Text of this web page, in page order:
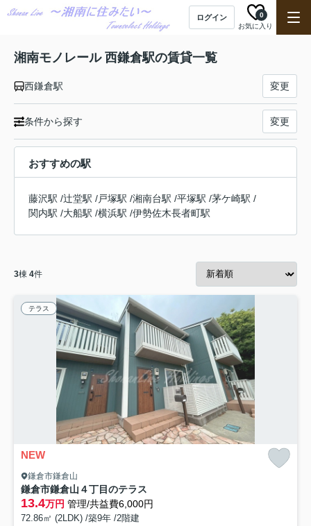
ログイン
お気に入り
0
湘南モノレール 西鎌倉駅の賃貸一覧
西鎌倉駅 変更
条件から探す 変更
おすすめの駅
藤沢駅 /辻堂駅 /戸塚駅 /湘南台駅 /平塚駅 /茅ケ崎駅 /
関内駅 /大船駅 /横浜駅 /伊勢佐木長者町駅
3棟 4件
テラス
NEW
鎌倉市鎌倉山
鎌倉市鎌倉山４丁目のテラス
13.4万円 管理/共益費6,000円
72.86㎡ (2LDK) /築9年 /2階建